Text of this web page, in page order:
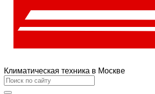
Климатическая техника в Москве